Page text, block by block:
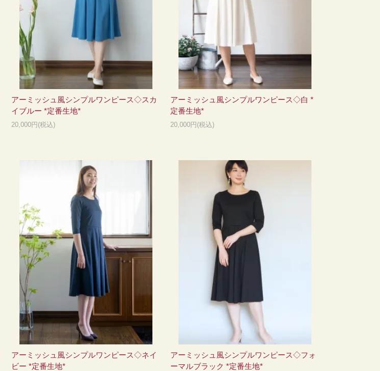
アーミッシュ風シンプルワンピース◇スカ
イブルー *定番生地*
20,000円(税込)
アーミッシュ風シンプルワンピース◇白 *
定番生地*
20,000円(税込)
アーミッシュ風シンプルワンピース◇ネイ
ビー *定番生地*
アーミッシュ風シンプルワンピース◇フォ
ーマルブラック *定番生地*